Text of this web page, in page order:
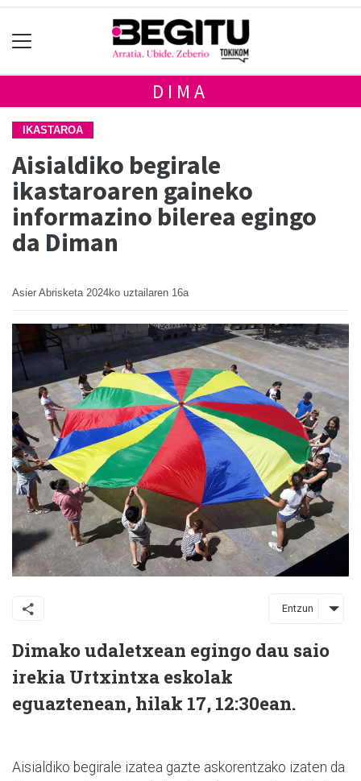
DIMA
IKASTAROA
Aisialdiko begirale
ikastaroaren gaineko
informazino bilerea egingo
da Diman
Asier Abrisketa 2024ko uztailaren 16a
Entzun
Dimako udaletxean egingo dau saio
irekia Urtxintxa eskolak
eguaztenean, hilak 17, 12:30ean.
Aisialdiko begirale izatea gazte askorentzako izaten da